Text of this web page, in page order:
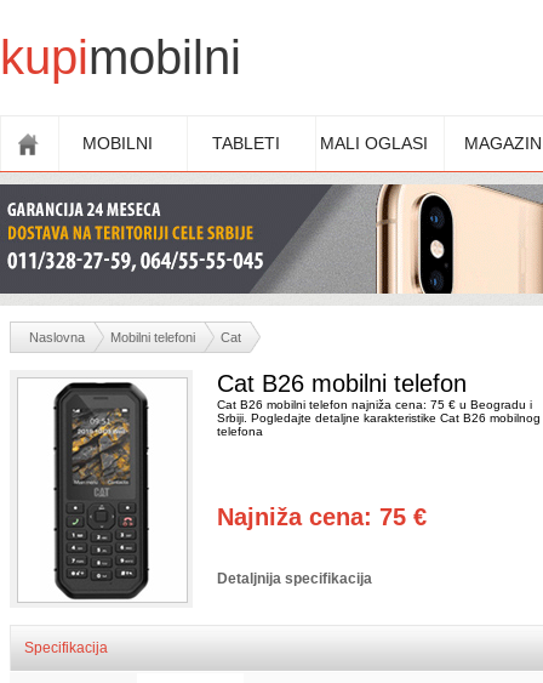
kupimobilni
MOBILNI TABLETI MALI OGLASI MAGAZIN
Naslovna Mobilni telefoni Cat
Cat B26 mobilni telefon
Cat B26 mobilni telefon najniža cena: 75 € u Beogradu i
Srbiji. Pogledajte detaljne karakteristike Cat B26 mobilnog
telefona
Najniža cena: 75 €
Detaljnija specifikacija
Specifikacija